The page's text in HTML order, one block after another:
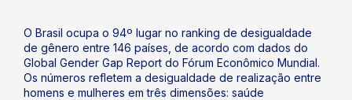
O Brasil ocupa o 94º lugar no ranking de desigualdade
de gênero entre 146 países, de acordo com dados do
Global Gender Gap Report do Fórum Econômico Mundial.
Os números refletem a desigualdade de realização entre
homens e mulheres em três dimensões: saúde